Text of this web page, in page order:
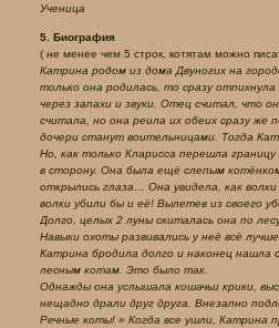
Ученица
5. Биография
( не менее чем 5 строк, котятам можно
Катрина родом из дома Двуногих на
только она родилась, то сразу
через запахи и звуки. Отец считал, что
считала, но она реила их обеих сразу
дочери станут воительницами. Тогда
Но, как только Кларисса перешла
в сторону. Она была ещё слепым
открылись глаза… Она увидела, как
волки убили бы и её! Вылетев из своего
Долго, целых 2 луны скиталась она по
Навыки охоты развивались у неё всё
Катрина бродила долго и наконец
лесным котам. Это было так.
Однажды она услышала кошачьи крики,
нещадно драли друг друга. Внезапно
Речные коты! » Когда все ушли, Катрина